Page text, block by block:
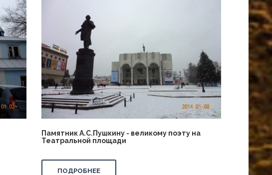
Памятник А.С.Пушкину - великому поэту на
Театральной площади
ПОДРОБНЕЕ